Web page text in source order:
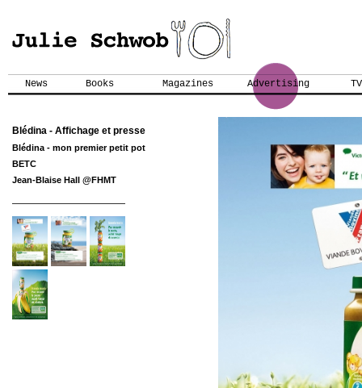
News Books Magazines Advertising TV
Blédina - Affichage et presse
Blédina - mon premier petit pot
BETC
Jean-Blaise Hall @FHMT